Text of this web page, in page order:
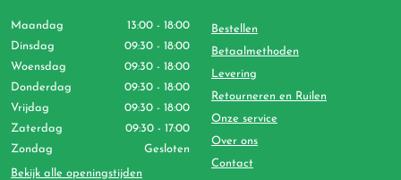
Maandag
13:00 - 18:00
Dinsdag
09:30 - 18:00
Woensdag
09:30 - 18:00
Donderdag
09:30 - 18:00
Vrijdag
09:30 - 18:00
Zaterdag
09:30 - 17:00
Zondag
Gesloten
Bekijk alle openingstijden
Bestellen
Betaalmethoden
Levering
Retourneren en Ruilen
Onze service
Over ons
Contact